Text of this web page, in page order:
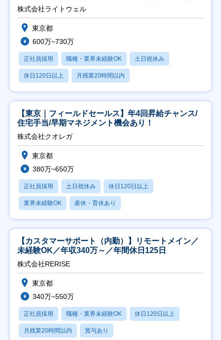
能】
株式会社ライトウェル
東京都
600万~730万
正社員採用 職種・業界未経験OK 土日祝休み
休日120日以上 月残業20時間以内
【東京｜フィールドセールス】年4回昇給チャンス/
住宅手当/早期マネジメント機会あり！
株式会社クオレガ
東京都
380万~650万
正社員採用 土日祝休み 休日120日以上
業界未経験OK 産休・育休あり
【カスタマーサポート（内勤）】リモートメイン／
未経験OK／年収340万～／年間休日125日
株式会社RERISE
東京都
340万~550万
正社員採用 職種・業界未経験OK 休日120日以上
月残業20時間以内 賞与あり